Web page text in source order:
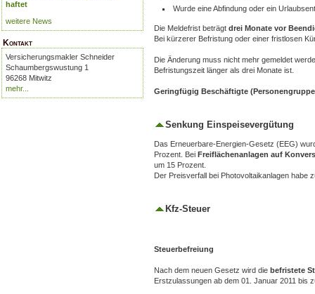
haftet
weitere News
Kontakt
Versicherungsmakler Schneider
Schaumbergswustung 1
96268 Mitwitz
mehr...
Wurde eine Abfindung oder ein
Die Meldefrist beträgt drei Monate vor
Bei kürzerer Befristung oder einer fristlosen
Die Änderung muss nicht mehr gemeldet
Befristungszeit länger als drei Monate ist.
Geringfügig Beschäftigte
Senkung Einspeisevergütung
Das Erneuerbare-Energien-Gesetz (EEG)
Prozent. Bei Freiflächenanlagen auf
um 15 Prozent.
Der Preisverfall bei Photovoltaikanlagen habe
Kfz-Steuer
Steuerbefreiung
Nach dem neuen Gesetz wird die befristete
Erstzulassungen ab dem 01. Januar 2011 bis